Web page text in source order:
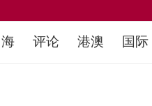
评论 港澳 国际